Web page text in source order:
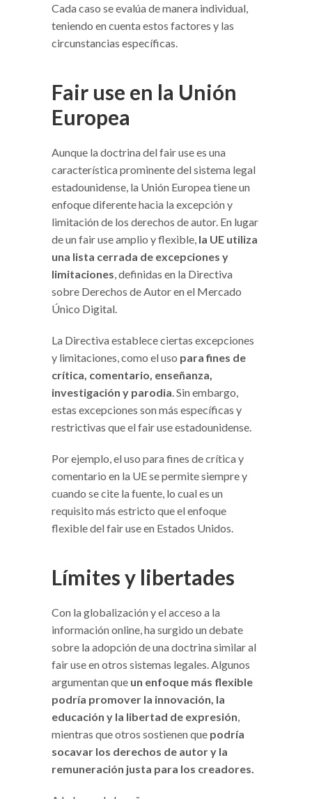
Cada caso se evalúa de manera individual,
teniendo en cuenta estos factores y las
circunstancias específicas.
Fair use en la Unión
Europea
Aunque la doctrina del fair use es una
característica prominente del sistema legal
estadounidense, la Unión Europea tiene un
enfoque diferente hacia la excepción y
limitación de los derechos de autor. En lugar
de un fair use amplio y flexible, la UE utiliza
una lista cerrada de excepciones y
limitaciones, definidas en la Directiva
sobre Derechos de Autor en el Mercado
Único Digital.
La Directiva establece ciertas excepciones
y limitaciones, como el uso para fines de
crítica, comentario, enseñanza,
investigación y parodia. Sin embargo,
estas excepciones son más específicas y
restrictivas que el fair use estadounidense.
Por ejemplo, el uso para fines de crítica y
comentario en la UE se permite siempre y
cuando se cite la fuente, lo cual es un
requisito más estricto que el enfoque
flexible del fair use en Estados Unidos.
Límites y libertades
Con la globalización y el acceso a la
información online, ha surgido un debate
sobre la adopción de una doctrina similar al
fair use en otros sistemas legales. Algunos
argumentan que un enfoque más flexible
podría promover la innovación, la
educación y la libertad de expresión,
mientras que otros sostienen que podría
socavar los derechos de autor y la
remuneración justa para los creadores.